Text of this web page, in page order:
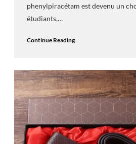
phenylpiracétam est devenu un
étudiants,…
Continue Reading